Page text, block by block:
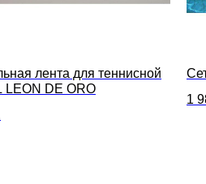
лента для теннисной
LEON DE ORO
1